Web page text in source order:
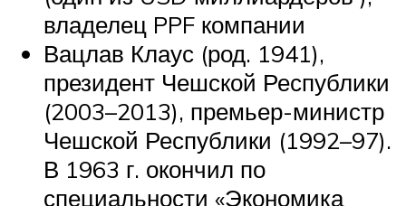
владелец PPF компании
Вацлав Клаус (род. 1941),
президент Чешской Республики
(2003–2013), премьер-министр
Чешской Республики (1992–97).
В 1963 г. окончил по
специальности «Экономика